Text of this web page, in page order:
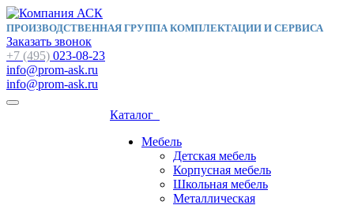
ПРОИЗВОДСТВЕННАЯ ГРУППА КОМПЛЕКТАЦИИ И СЕРВИСА
Заказать звонок
+7 (495) 023-08-23
info@prom-ask.ru
info@prom-ask.ru
Каталог
Мебель
Детская мебель
Корпусная мебель
Школьная мебель
Металлическая